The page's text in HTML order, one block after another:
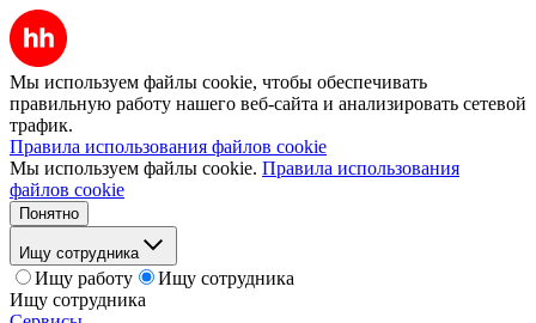
Мы используем файлы cookie, чтобы обеспечивать
правильную работу нашего веб-сайта и анализировать сетевой
трафик.
Правила использования файлов cookie
Мы используем файлы cookie. Правила использования
файлов cookie
Понятно
Ищу сотрудника
Ищу работу
Ищу сотрудника
Ищу сотрудника